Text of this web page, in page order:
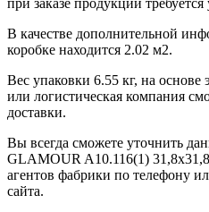
В качестве дополнительной
коробке находится 2.02 м2.
Вес упаковки 6.55 кг, на основе
или логистическая компания
доставки.
Вы всегда сможете уточнить
GLAMOUR A10.116(1)
агентов фабрики по телефону
сайта.